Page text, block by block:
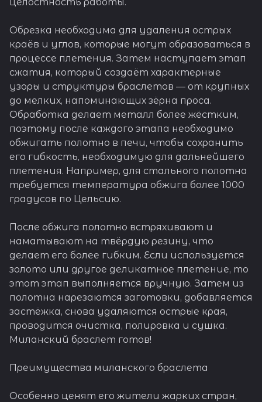
Обрезка необходима для удаления острых
краёв и углов, которые могут образоваться в
процессе плетения. Затем наступает этап
сжатия, который создаёт характерные
узоры и структуры браслетов — от крупных
до мелких, напоминающих зёрна проса.
Обработка делает металл более жёстким,
поэтому после каждого этапа необходимо
обжигать полотно в печи, чтобы сохранить
его гибкость, необходимую для дальнейшего
плетения. Например, для стального полотна
требуется температура обжига более 1000
градусов по Цельсию.
После обжига полотно встряхивают и
наматывают на твёрдую резину, что
делает его более гибким. Если используется
золото или другое деликатное плетение, то
этот этап выполняется вручную. Затем из
полотна нарезаются заготовки, добавляется
застёжка, снова удаляются острые края,
проводится очистка, полировка и сушка.
Миланский браслет готов!
Преимущества миланского браслета
Особенно ценят его жители жарких стран,